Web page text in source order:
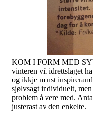
KOM I FORM MED
vinteren vil idrettslaget
og ikkje minst
sjølvsagt individuelt,
problem å vere med.
justerast av den enkelte.